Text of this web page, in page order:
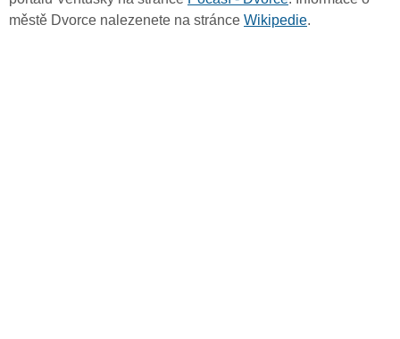
městě Dvorce nalezenete na stránce Wikipedie.